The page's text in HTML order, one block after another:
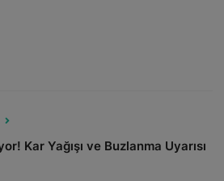
Kar Yağışı ve Buzlanma Uyarısı